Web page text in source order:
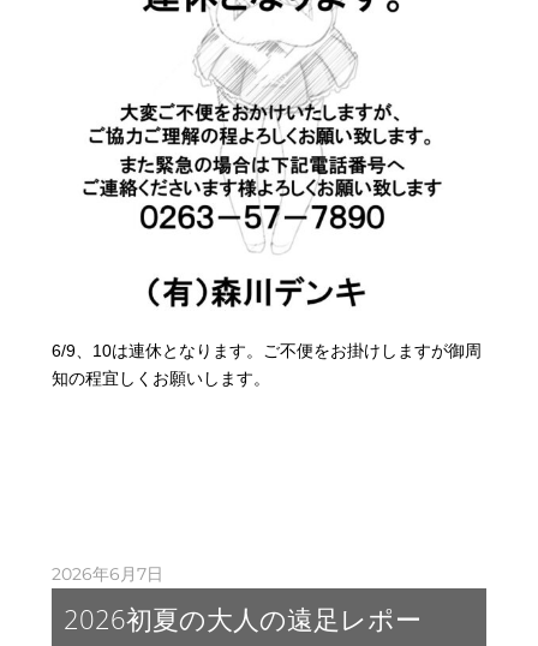
6/9、10は連休となります。ご不便をお掛けしますが御周
知の程宜しくお願いします。
2026年6月7日
2026初夏の大人の遠足レポー